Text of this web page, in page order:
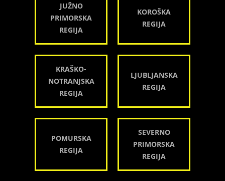
JUŽNO
PRIMORSKA
REGIJA
KOROŠKA
REGIJA
KRAŠKO-
NOTRANJSKA
REGIJA
LJUBLJANSKA
REGIJA
POMURSKA
REGIJA
SEVERNO
PRIMORSKA
REGIJA